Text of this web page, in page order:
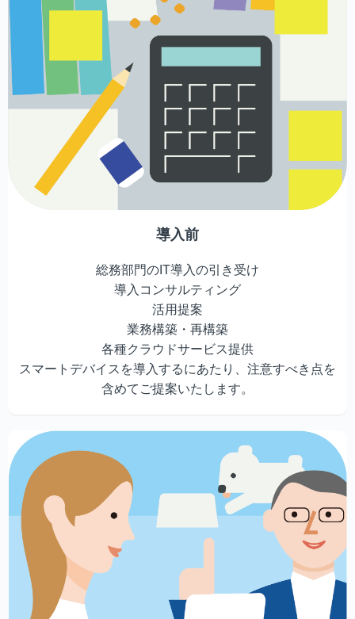
導入前
総務部門のIT導入の引き受け
導入コンサルティング
活用提案
業務構築・再構築
各種クラウドサービス提供
スマートデバイスを導入するにあたり、注意すべき点を
含めてご提案いたします。